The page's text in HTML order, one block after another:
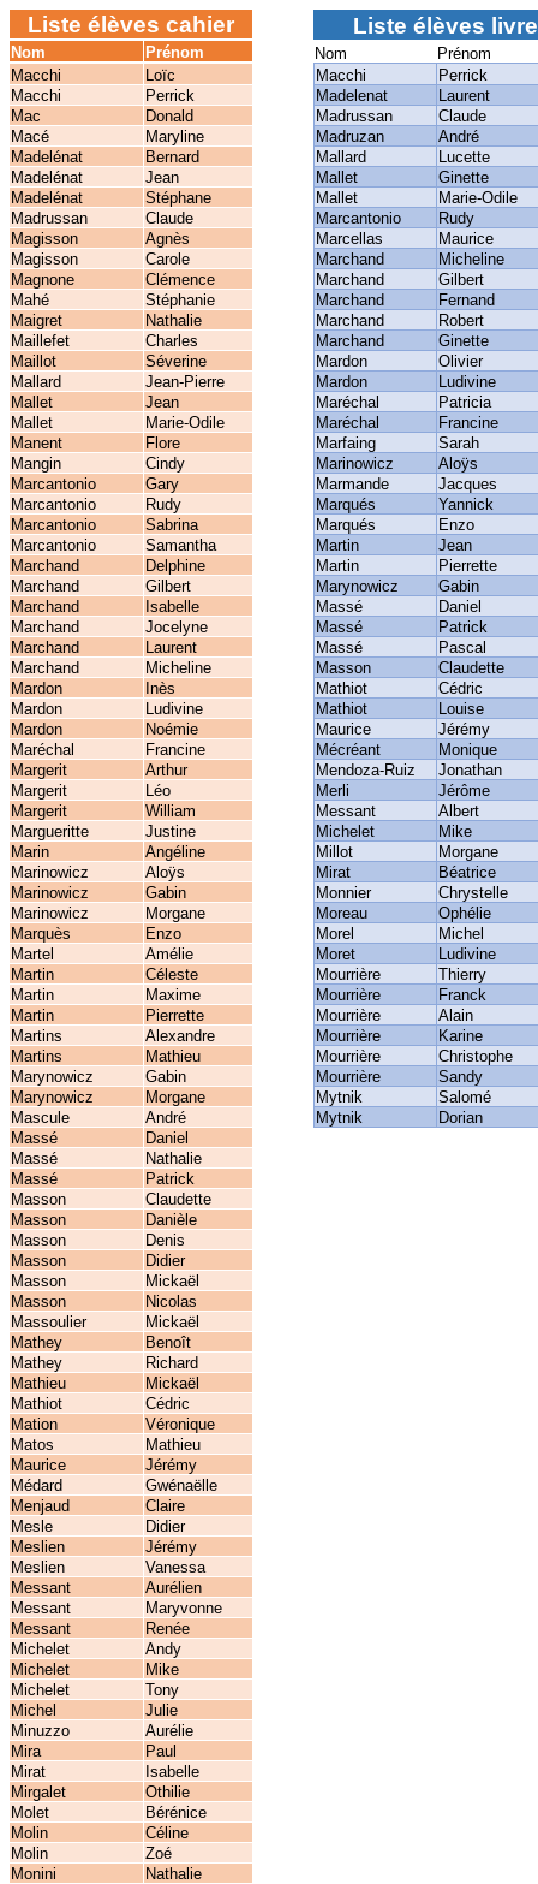
Liste élèves cahier Liste élèves livre
Nom Prénom Nom
Prénom
Macchi
Loïc Macchi
Perrick
Macchi
Perrick Madelenat
Laurent
Mac
Donald Madrussan
Claude
Macé
Maryline Madruzan
André
Madelénat
Bernard Mallard
Lucette
Madelénat
Jean Mallet
Ginette
Madelénat
Stéphane Mallet
Marie-Odile
Madrussan
Claude Marcantonio
Rudy
Magisson
Agnès Marcellas
Maurice
Magisson
Carole Marchand
Micheline
Magnone
Clémence Marchand
Gilbert
Mahé
Stéphanie Marchand
Fernand
Maigret
Nathalie Marchand
Robert
Maillefet
Charles Marchand
Ginette
Maillot
Séverine Mardon
Olivier
Mallard
Jean-Pierre Mardon
Ludivine
Mallet
Jean Maréchal
Patricia
Mallet
Marie-Odile Maréchal
Francine
Manent
Flore Marfaing
Sarah
Mangin
Cindy Marinowicz
Aloÿs
Marcantonio
Gary Marmande
Jacques
Marcantonio
Rudy Marqués
Yannick
Marcantonio
Sabrina Marqués
Enzo
Marcantonio
Samantha Martin
Jean
Marchand
Delphine Martin
Pierrette
Marchand
Gilbert Marynowicz
Gabin
Marchand
Isabelle Massé
Daniel
Marchand
Jocelyne Massé
Patrick
Marchand
Laurent Massé
Pascal
Marchand
Micheline Masson
Claudette
Mardon
Inès Mathiot
Cédric
Mardon
Ludivine Mathiot
Louise
Mardon
Noémie Maurice
Jérémy
Maréchal
Francine Mécréant
Monique
Margerit
Arthur Mendoza-Ruiz
Jonathan
Margerit
Léo Merli
Jérôme
Margerit
William Messant
Albert
Margueritte
Justine Michelet
Mike
Marin
Angéline Millot
Morgane
Marinowicz
Aloÿs Mirat
Béatrice
Marinowicz
Gabin Monnier
Chrystelle
Marinowicz
Morgane Moreau
Ophélie
Marquès
Enzo Morel
Michel
Martel
Amélie Moret
Ludivine
Martin
Céleste Mourrière
Thierry
Martin
Maxime Mourrière
Franck
Martin
Pierrette Mourrière
Alain
Martins
Alexandre Mourrière
Karine
Martins
Mathieu Mourrière
Christophe
Marynowicz
Gabin Mourrière
Sandy
Marynowicz
Morgane Mytnik
Salomé
Mascule
André Mytnik
Dorian
Massé
Daniel
Massé
Nathalie
Massé
Patrick
Masson
Claudette
Masson
Danièle
Masson
Denis
Masson
Didier
Masson
Mickaël
Masson
Nicolas
Massoulier
Mickaël
Mathey
Benoît
Mathey
Richard
Mathieu
Mickaël
Mathiot
Cédric
Mation
Véronique
Matos
Mathieu
Maurice
Jérémy
Médard
Gwénaëlle
Menjaud
Claire
Mesle
Didier
Meslien
Jérémy
Meslien
Vanessa
Messant
Aurélien
Messant
Maryvonne
Messant
Renée
Michelet
Andy
Michelet
Mike
Michelet
Tony
Michel
Julie
Minuzzo
Aurélie
Mira
Paul
Mirat
Isabelle
Mirgalet
Othilie
Molet
Bérénice
Molin
Céline
Molin
Zoé
Monini
Nathalie